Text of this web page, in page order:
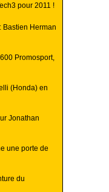
pour 2011 !
Bastien Herman
Promosport,
(Honda) en
Jonathan
une porte de
du